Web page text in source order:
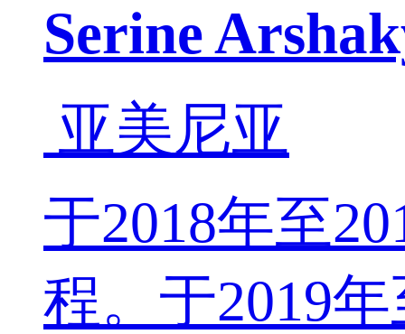
Serine
亚美尼亚
于2018年至
程。于2019